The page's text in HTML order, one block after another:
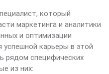
который
маркетинга и аналитики
и оптимизации
успешной карьеры в этой
рядом специфических
из них: